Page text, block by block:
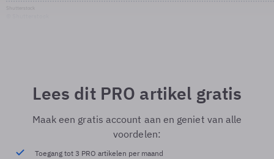
Lees dit PRO artikel gratis
Maak een gratis account aan en geniet van alle
voordelen:
Toegang tot 3 PRO artikelen per maand